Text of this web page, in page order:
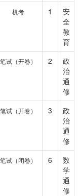
机考 1
安
全
教
育
笔试（开卷） 2
政
治
通
修
笔试（开卷） 3
政
治
通
修
笔试（闭卷） 6
数
学
通
修